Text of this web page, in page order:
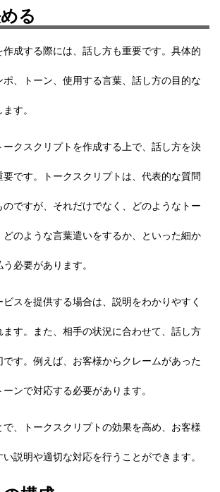
る
作成する際には、話し方も重要です。具体的
、トーン、使用する言葉、話し方の目的な
す。
ークスクリプトを作成する上で、話し方を決
です。トークスクリプトは、代表的な質問
ですが、それだけでなく、どのようなトー
どのような言葉遣いをするか、といった細か
必要があります。
スを提供する場合は、説明をわかりやすく
す。また、相手の状況に合わせて、話し方
す。例えば、お客様からクレームがあった
ンで対応する必要があります。
、トークスクリプトの効果を高め、お客様
説明や適切な対応を行うことができます。